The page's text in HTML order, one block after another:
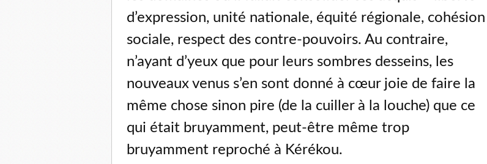
d’expression, unité nationale, équité régionale, cohésion
sociale, respect des contre-pouvoirs. Au contraire,
n’ayant d’yeux que pour leurs sombres desseins, les
nouveaux venus s’en sont donné à cœur joie de faire la
même chose sinon pire (de la cuiller à la louche) que ce
qui était bruyamment, peut-être même trop
bruyamment reproché à Kérékou.